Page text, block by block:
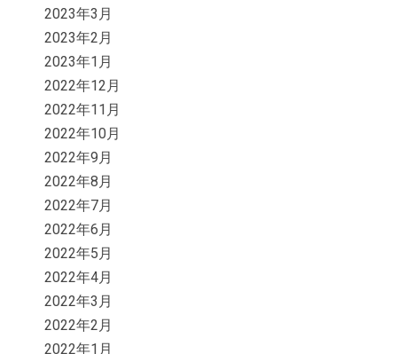
2023年3月
2023年2月
2023年1月
2022年12月
2022年11月
2022年10月
2022年9月
2022年8月
2022年7月
2022年6月
2022年5月
2022年4月
2022年3月
2022年2月
2022年1月